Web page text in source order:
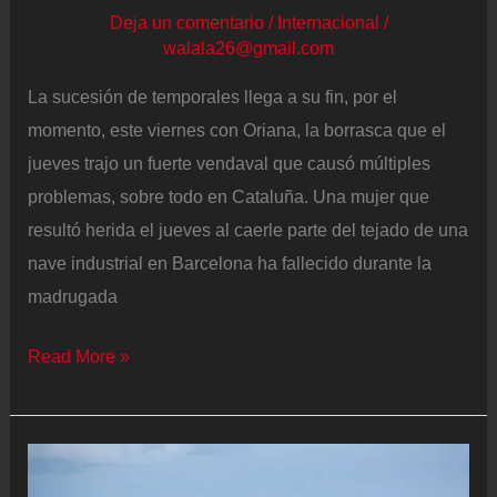
Deja un comentario / Internacional /
walala26@gmail.com
La sucesión de temporales llega a su fin, por el
momento, este viernes con Oriana, la borrasca que el
jueves trajo un fuerte vendaval que causó múltiples
problemas, sobre todo en Cataluña. Una mujer que
resultó herida el jueves al caerle parte del tejado de una
nave industrial en Barcelona ha fallecido durante la
madrugada
Última
del
temporal,
Read More »